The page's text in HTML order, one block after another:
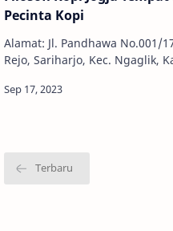
Pecinta Kopi
Alamat: Jl. Pandhawa No.001/
Rejo, Sariharjo, Kec. Ngaglik,
55581 Telepon: 0817-0737-027